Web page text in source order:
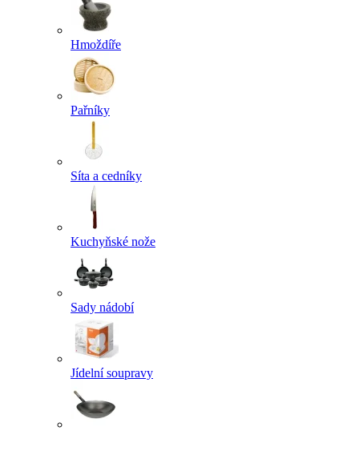
Hmoždíře
Pařníky
Síta a cedníky
Kuchyňské nože
Sady nádobí
Jídelní soupravy